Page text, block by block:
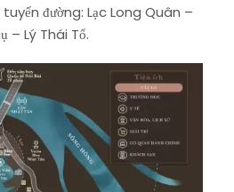
đường: Lạc Long Quân –
– Lý Thái Tổ.